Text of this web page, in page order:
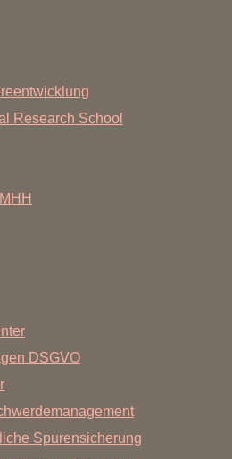
Research School
DSGVO
Spurensicherung